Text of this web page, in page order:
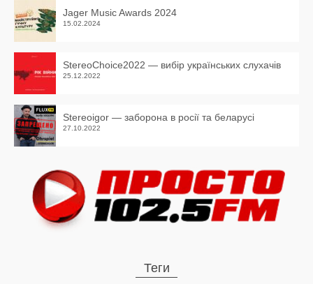
Jager Music Awards 2024
15.02.2024
StereoChoice2022 — вибір українських слухачів
25.12.2022
Stereoigor — заборона в росії та беларусі
27.10.2022
Теги